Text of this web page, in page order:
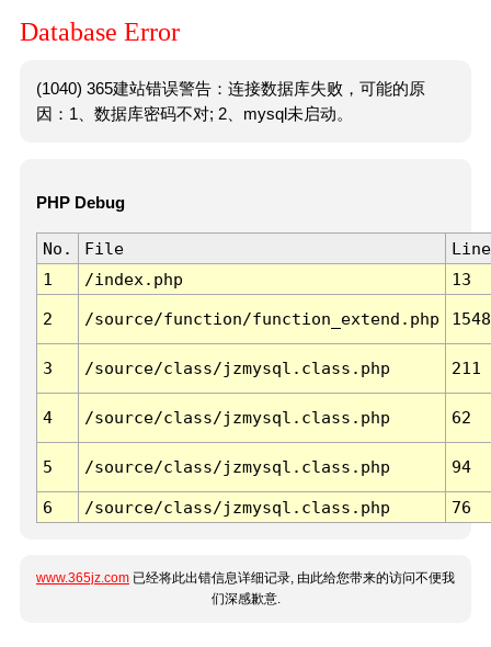
Database Error
(1040) 365建站错误警告：连接数据库失败，可能的原
因：1、数据库密码不对; 2、mysql未启动。
PHP Debug
No. File
Line
1
/index.php 13
2 /source/function/function_extend.php 1548
3 /source/class/jzmysql.class.php 211
4 /source/class/jzmysql.class.php 62
5 /source/class/jzmysql.class.php 94
6 /source/class/jzmysql.class.php 76
www.365jz.com 已经将此出错信息详细记录, 由此给您带来的访问不便我
们深感歉意.